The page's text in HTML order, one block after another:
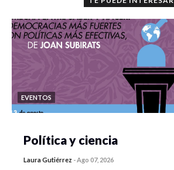
EVENTOS
Política y ciencia
Laura Gutiérrez -Ago 07, 2026